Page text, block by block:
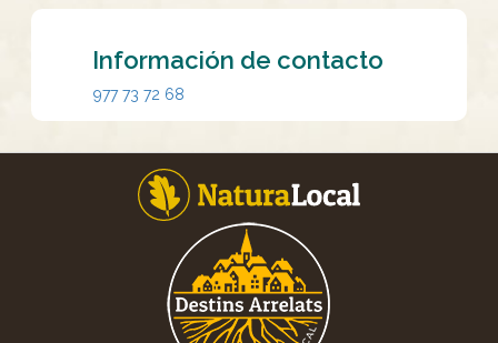
Información de contacto
977 73 72 68